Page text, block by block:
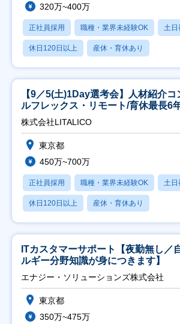
320万~400万
正社員採用 職種・業界未経験OK 土日
休日120日以上 産休・育休あり
【9／5(土)1Day選考会】人材紹介
ルフレックス・リモート/育休最長6
株式会社LITALICO
東京都
450万~700万
正社員採用 職種・業界未経験OK 土日
休日120日以上 産休・育休あり
ITカスタマーサポート【夜勤無し／
ルギー分野知識が身につきます】
エナジー・ソリューションズ株式会社
東京都
350万~475万